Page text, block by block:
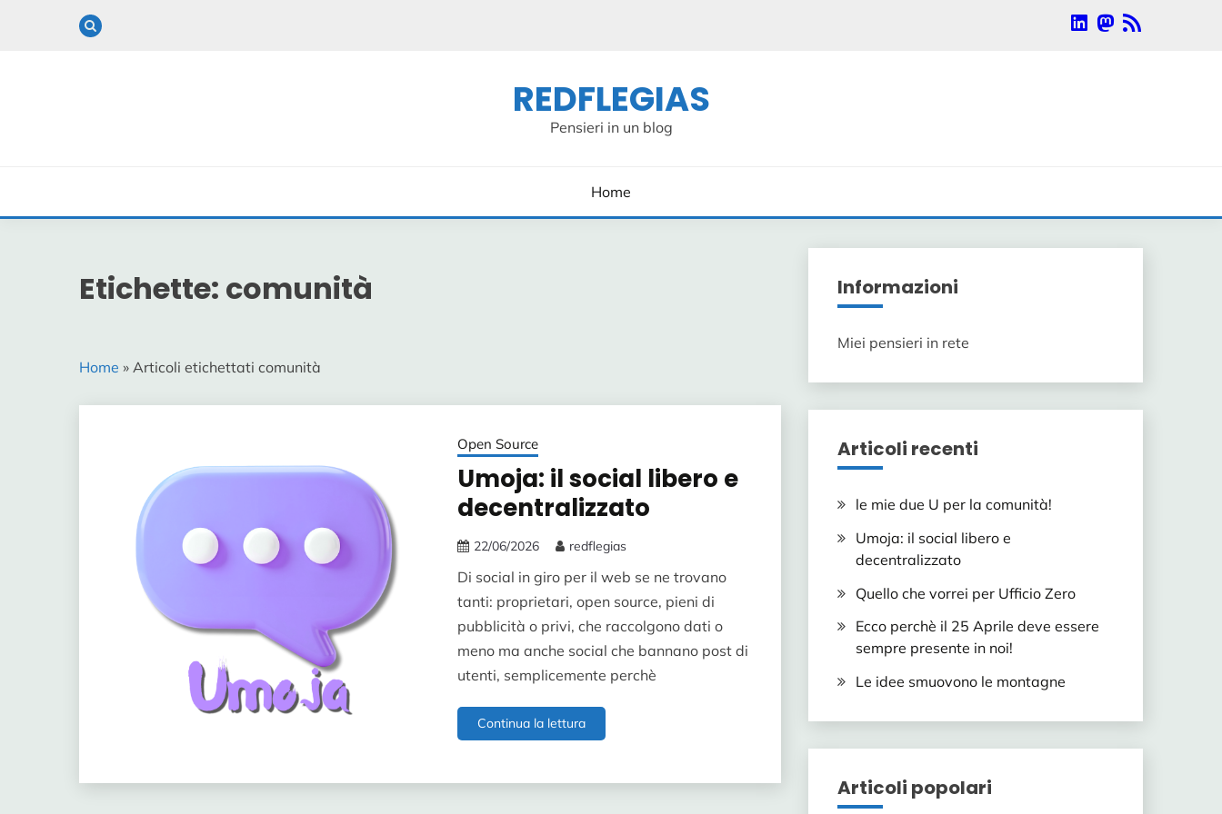
Linkedin
Mastodon
REDFLEGIAS
Pensieri in un blog
Home
Etichette: comunità
Home » Articoli etichettati comunità
Open Source
Umoja: il social libero e
decentralizzato
22/06/2026 redflegias
Di social in giro per il web se ne trovano
tanti: proprietari, open source, pieni di
pubblicità o privi, che raccolgono dati o
meno ma anche social che bannano post di
utenti, semplicemente perchè
Continua la letturaUmoja:
il
libero
Informazioni
Miei pensieri in rete
Articoli recenti
le mie due U per la comunità!
Umoja: il social libero e
decentralizzato
Quello che vorrei per Ufficio Zero
Ecco perchè il 25 Aprile deve essere
sempre presente in noi!
Le idee smuovono le montagne
Articoli popolari